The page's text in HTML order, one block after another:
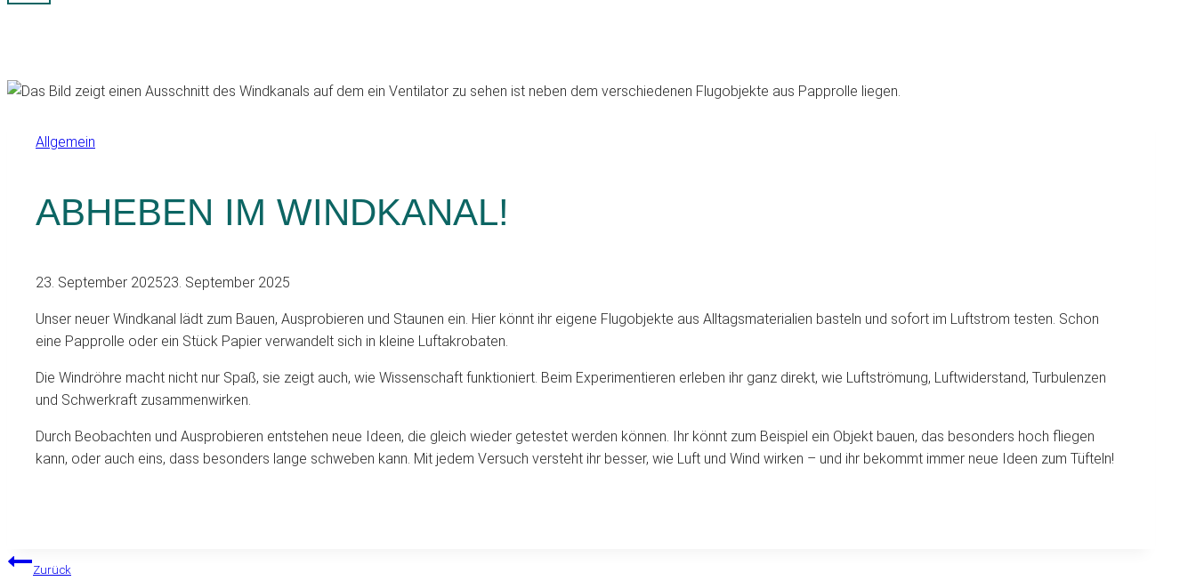
Allgemein
ABHEBEN IM WINDKANAL!
23. September 202523. September 2025
Unser neuer Windkanal lädt zum Bauen, Ausprobieren und Staunen ein. Hier könnt ihr eigene Flugobjekte aus Alltagsmaterialien basteln und sofort im Luftstrom testen. Schon
eine Papprolle oder ein Stück Papier verwandelt sich in kleine Luftakrobaten.
Die Windröhre macht nicht nur Spaß, sie zeigt auch, wie Wissenschaft funktioniert. Beim Experimentieren erleben ihr ganz direkt, wie Luftströmung, Luftwiderstand, Turbulenzen
und Schwerkraft zusammenwirken.
Durch Beobachten und Ausprobieren entstehen neue Ideen, die gleich wieder getestet werden können. Ihr könnt zum Beispiel ein Objekt bauen, das besonders hoch fliegen
kann, oder auch eins, dass besonders lange schweben kann. Mit jedem Versuch versteht ihr besser, wie Luft und Wind wirken – und ihr bekommt immer neue Ideen zum Tüfteln!
BEITRAGSNAVIGATION
Zurück